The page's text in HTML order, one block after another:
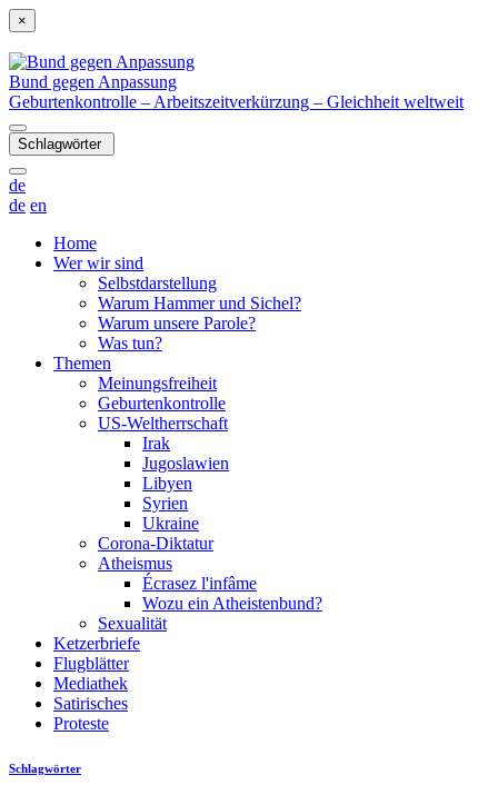
×
Bund gegen Anpassung
Geburtenkontrolle – Arbeitszeitverkürzung – Gleichheit weltweit
Schlagwörter
de
de en
Home
Wer wir sind
Selbstdarstellung
Warum Hammer und Sichel?
Warum unsere Parole?
Was tun?
Themen
Meinungsfreiheit
Geburtenkontrolle
US-Weltherrschaft
Irak
Jugoslawien
Libyen
Syrien
Ukraine
Corona-Diktatur
Atheismus
Écrasez l'infâme
Wozu ein Atheistenbund?
Sexualität
Ketzerbriefe
Flugblätter
Mediathek
Satirisches
Proteste
Schlagwörter